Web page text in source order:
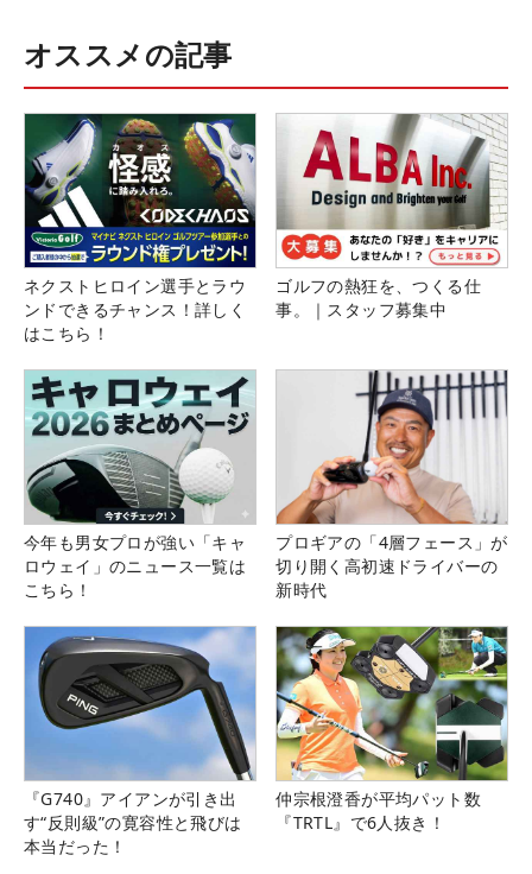
オススメの記事
ネクストヒロイン選手とラウ
ンドできるチャンス！詳しく
はこちら！
ゴルフの熱狂を、つくる仕
事。｜スタッフ募集中
今年も男女プロが強い「キャ
ロウェイ」のニュース一覧は
こちら！
プロギアの「4層フェース」が
切り開く高初速ドライバーの
新時代
『G740』アイアンが引き出
す“反則級”の寛容性と飛びは
本当だった！
仲宗根澄香が平均パット数
『TRTL』で6人抜き！